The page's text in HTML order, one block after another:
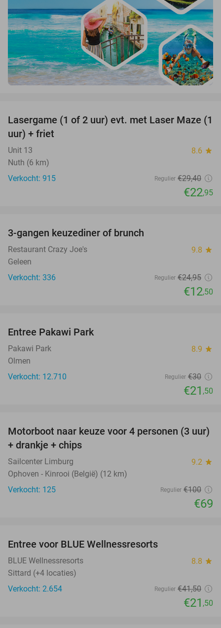
22%
Lasergame (1 of 2 uur) evt. met Laser Maze (1
uur) + friet
Unit 13 8.6 star
Nuth (6 km)
Verkocht: 915
Regulier €29,40
€22,95
3-gangen keuzediner of brunch
Restaurant Crazy Joe's 9.8 star
Geleen
Verkocht: 336
Regulier €24,95
€12,50
Entree Pakawi Park
Pakawi Park 8.9 star
Olmen
Verkocht: 12.710
Regulier €30
€21 ,50
31%
Motorboot naar keuze voor 4 personen (3 uur)
+ drankje + chips
Sailcenter Limburg 9.2 star
Ophoven - Kinrooi (België) (12 km)
Verkocht: 125
Regulier €100
€69
Entree voor BLUE Wellnessresorts
BLUE Wellnessresorts 8.8 star
Sittard (+4 locaties)
Verkocht: 2.654
Regulier €41,50
€21 ,50